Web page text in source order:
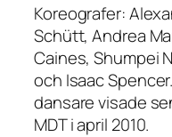
Koreografer:
Schütt, Andrea
Caines, Shumpei
och Isaac
dansare visade
MDT i april 2010.